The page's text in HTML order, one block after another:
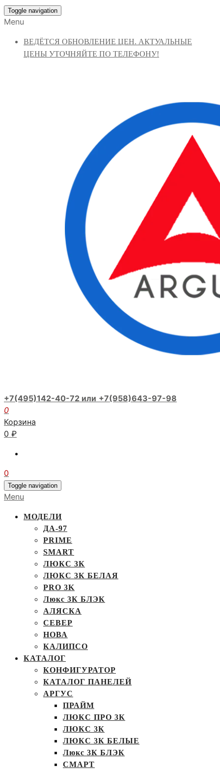
Toggle navigation
Menu
ВЕДЁТСЯ ОБНОВЛЕНИЕ ЦЕН. АКТУАЛЬНЫЕ
ЦЕНЫ УТОЧНЯЙТЕ ПО ТЕЛЕФОНУ!
+7(495)142-40-72 или +7(958)643-97-98
0
Корзина
0 ₽
0
Toggle navigation
Menu
МОДЕЛИ
ДА-97
PRIME
SMART
ЛЮКС 3К
ЛЮКС 3К БЕЛАЯ
PRO 3K
Люкс 3К БЛЭК
АЛЯСКА
СЕВЕР
НОВА
КАЛИПСО
КАТАЛОГ
КОНФИГУРАТОР
КАТАЛОГ ПАНЕЛЕЙ
АРГУС
ПРАЙМ
ЛЮКС ПРО 3К
ЛЮКС 3К
ЛЮКС 3К БЕЛЫЕ
Люкс 3К БЛЭК
СМАРТ